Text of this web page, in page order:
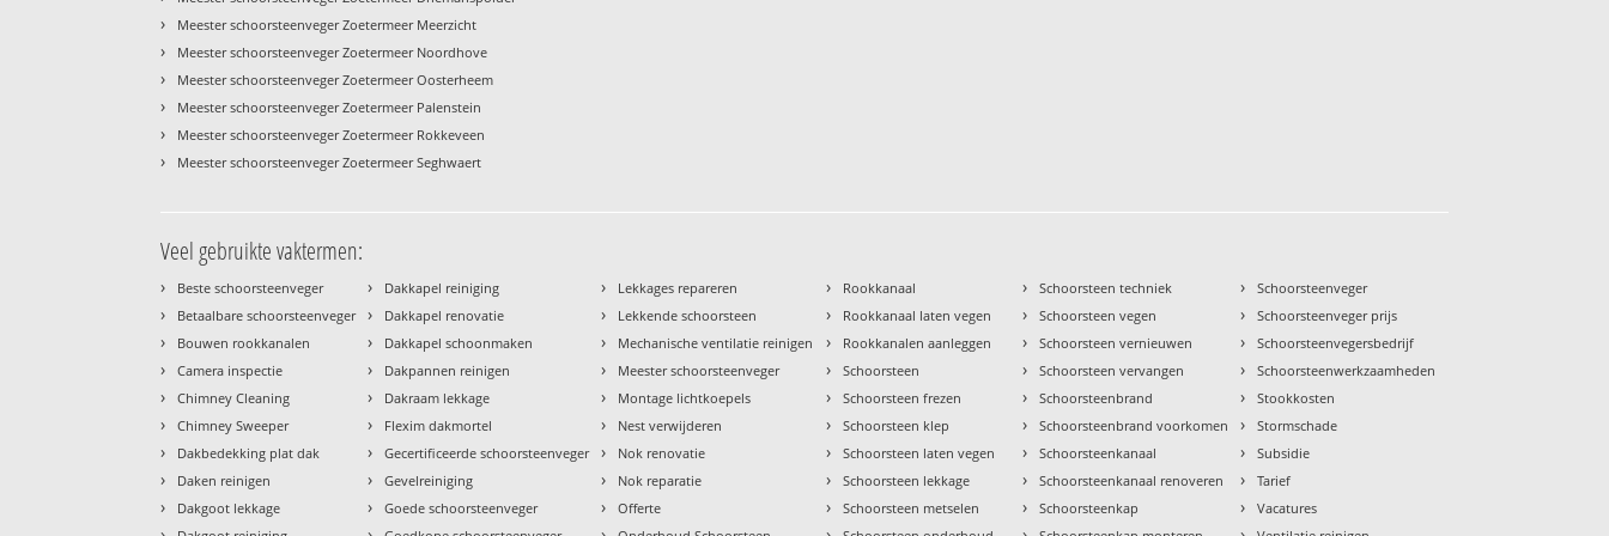
› Meester schoorsteenveger Zoetermeer Meerzicht
› Meester schoorsteenveger Zoetermeer Noordhove
› Meester schoorsteenveger Zoetermeer Oosterheem
› Meester schoorsteenveger Zoetermeer Palenstein
› Meester schoorsteenveger Zoetermeer Rokkeveen
› Meester schoorsteenveger Zoetermeer Seghwaert
Veel gebruikte vaktermen:
› Beste schoorsteenveger
› Betaalbare schoorsteenveger
› Bouwen rookkanalen
› Camera inspectie
› Chimney Cleaning
› Chimney Sweeper
› Dakbedekking plat dak
› Daken reinigen
› Dakgoot lekkage
› Dakkapel reiniging
› Dakkapel renovatie
› Dakkapel schoonmaken
› Dakpannen reinigen
› Dakraam lekkage
› Flexim dakmortel
› Gecertificeerde schoorsteenveger
› Gevelreiniging
› Goede schoorsteenveger
› Lekkages repareren
› Lekkende schoorsteen
› Mechanische ventilatie reinigen
› Meester schoorsteenveger
› Montage lichtkoepels
› Nest verwijderen
› Nok renovatie
› Nok reparatie
› Offerte
› Rookkanaal
› Rookkanaal laten vegen
› Rookkanalen aanleggen
› Schoorsteen
› Schoorsteen frezen
› Schoorsteen klep
› Schoorsteen laten vegen
› Schoorsteen lekkage
› Schoorsteen metselen
› Schoorsteen techniek
› Schoorsteen vegen
› Schoorsteen vernieuwen
› Schoorsteen vervangen
› Schoorsteenbrand
› Schoorsteenbrand voorkomen
› Schoorsteenkanaal
› Schoorsteenkanaal renoveren
› Schoorsteenkap
› Schoorsteenveger
› Schoorsteenveger prijs
› Schoorsteenvegersbedrijf
› Schoorsteenwerkzaamheden
› Stookkosten
› Stormschade
› Subsidie
› Tarief
› Vacatures